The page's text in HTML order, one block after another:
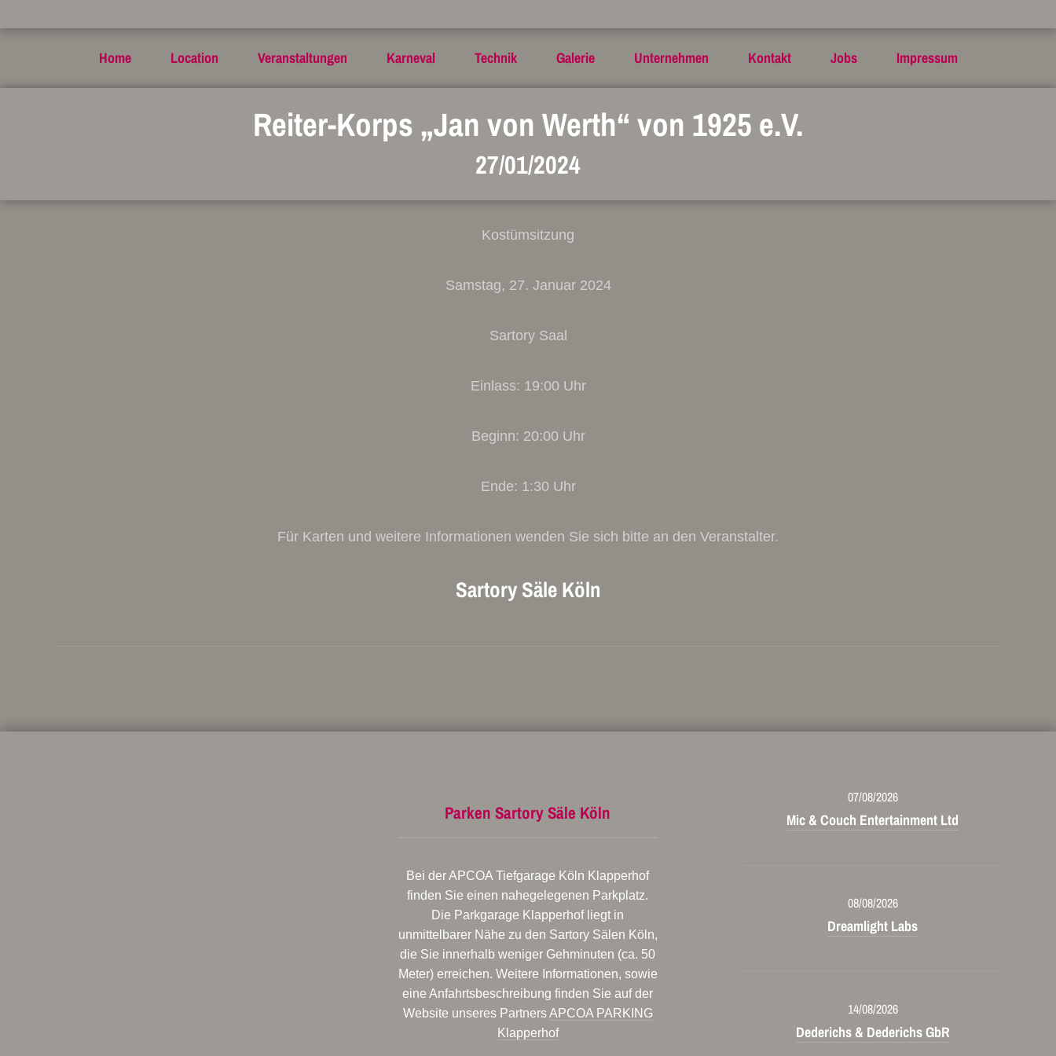
Home Location Veranstaltungen Karneval Technik Galerie Unternehmen Kontakt Jobs Impressum
Reiter-Korps „Jan von Werth“ von 1925 e.V.
27/01/2024
Kostümsitzung
Samstag, 27. Januar 2024
Sartory Saal
Einlass: 19:00 Uhr
Beginn: 20:00 Uhr
Ende: 1:30 Uhr
Für Karten und weitere Informationen wenden Sie sich bitte an den Veranstalter.
Sartory Säle Köln
Parken Sartory Säle Köln
Bei der APCOA Tiefgarage Köln Klapperhof
finden Sie einen nahegelegenen Parkplatz.
Die Parkgarage Klapperhof liegt in
unmittelbarer Nähe zu den Sartory Sälen Köln,
die Sie innerhalb weniger Gehminuten (ca. 50
Meter) erreichen. Weitere Informationen, sowie
eine Anfahrtsbeschreibung finden Sie auf der
Website unseres PartnersAPCOA PARKING
Klapperhof
07/08/2026
Mic & Couch Entertainment Ltd
08/08/2026
Dreamlight Labs
14/08/2026
Dederichs & Dederichs GbR